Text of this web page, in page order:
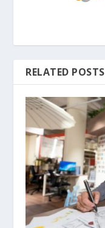
RELATED POSTS